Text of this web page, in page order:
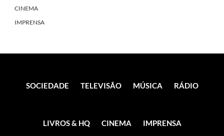
CINEMA
IMPRENSA
SOCIEDADE TELEVISÃO MÚSICA RÁDIO
LIVROS & HQ CINEMA IMPRENSA